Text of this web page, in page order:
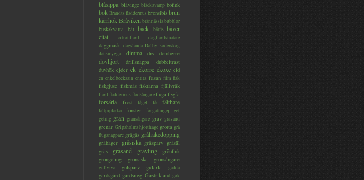
blåsippa blåvinge bläcksvamp bofink
bok Brandts fladdermus bronsibis brun
kärrhökBråviken brännässlabubblor
buskskvätta båt bäck bärfis bäver
citat
citronfjäril dagfjärilsmätare
daggmask dagslända Dalby söderskog
dansmygga
dimma dis domherre
dovhjort drillsnäppa
dubbeltrast
duvhök ejder ek ekorre ekoxe eld
en enkelbeckasin entita fasan film fisk
fiskgjuse fiskmås fisktärna fjällvråk
fjäril fladdermus flodsångarefluga flygfä
forsärla frost fågel får fälthare
fältpiplärka fönster förgätmigej
get
geting gran gransångare grav gravand
grenar Gripsholms hjorthage grotta grå
flugsnappare grågås gråhakedopping
gråhäger gråsiska gråsparv gråsäl
gräs
gräsand grävling
grönfink
gröngöling
grönsiska grönsångare
gullviva gulsparv gulärla gädda
gärdsgård gärdsmyg Gästrikland gök